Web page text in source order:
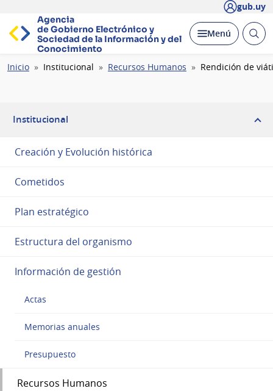
gub.uy
Agencia
de Gobierno Electrónico y
Sociedad de la Información y del
Conocimiento
Desplegar
Menú Abrir
Ruta
Inicio Institucional Recursos Humanos Rendición de
Institucional
Creación y Evolución histórica
Cometidos
Plan estratégico
Estructura del organismo
Información de gestión
Actas
Memorias anuales
Presupuesto
Recursos Humanos